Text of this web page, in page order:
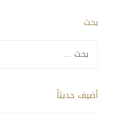
بحث
عن:
أضيف حديثاً